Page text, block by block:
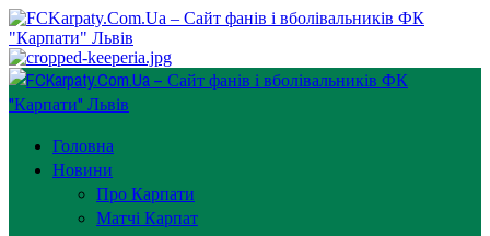
Перейти
до
вмісту
Primary
Menu
Головна
Новини
Про Карпати
Матчі Карпат